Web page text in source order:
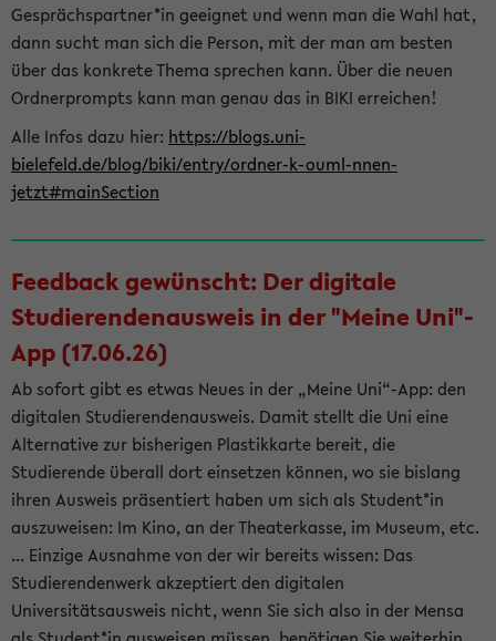
Gesprächspartner*in geeignet und wenn man die Wahl hat,
dann sucht man sich die Person, mit der man am besten
über das konkrete Thema sprechen kann. Über die neuen
Ordnerprompts kann man genau das in BIKI erreichen!
Alle Infos dazu hier: https://blogs.uni-
bielefeld.de/blog/biki/entry/ordner-k-ouml-nnen-
jetzt#mainSection
Feedback gewünscht: Der digitale
Studierendenausweis in der "Meine Uni"-
App (17.06.26)
Ab sofort gibt es etwas Neues in der „Meine Uni“-App: den
digitalen Studierendenausweis. Damit stellt die Uni eine
Alternative zur bisherigen Plastikkarte bereit, die
Studierende überall dort einsetzen können, wo sie bislang
ihren Ausweis präsentiert haben um sich als Student*in
auszuweisen: Im Kino, an der Theaterkasse, im Museum, etc.
... Einzige Ausnahme von der wir bereits wissen: Das
Studierendenwerk akzeptiert den digitalen
Universitätsausweis nicht, wenn Sie sich also in der Mensa